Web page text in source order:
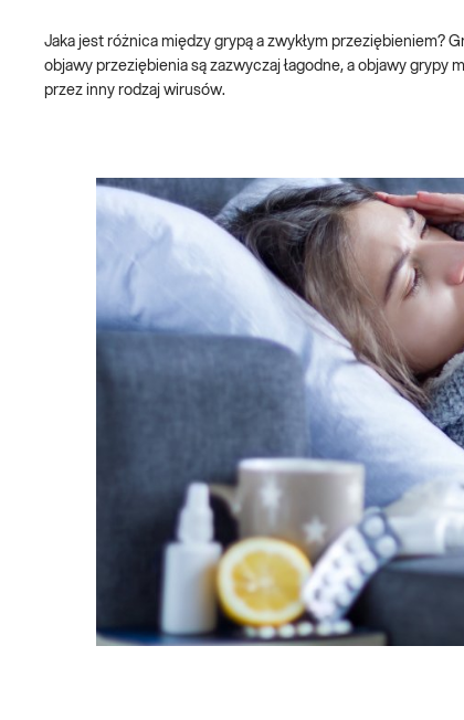
Jaka jest różnica między grypą a zwykłym przeziębieniem?
objawy przeziębienia są zazwyczaj łagodne, a objawy grypy
przez inny rodzaj wirusów.